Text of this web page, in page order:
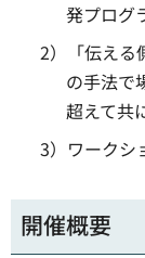
発プログ
2）「伝える
の手法で
超えて共
3）ワークシ
開催概要